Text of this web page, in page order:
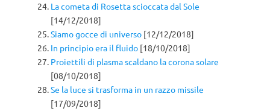
La cometa di Rosetta scioccata dal Sole
[14/12/2018]
Siamo gocce di universo [12/12/2018]
In principio era il fluido [18/10/2018]
Proiettili di plasma scaldano la corona solare
[08/10/2018]
Se la luce si trasforma in un razzo missile
[17/09/2018]